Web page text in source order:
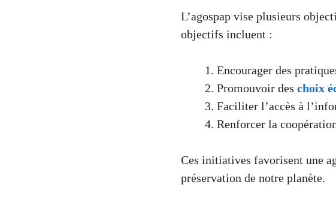
L’agospap vise plusieurs
objectifs incluent :
Encourager des
Promouvoir des choix
Faciliter l’accès à
Renforcer la
Ces initiatives favorisent une
préservation de notre planète.